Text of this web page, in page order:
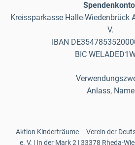
Kreissparkasse Halle-Wiedenbrück
V.
IBAN
BIC
Anlass, Name
Aktion Kinderträume – Verein der
e. V. | In der Mark 2 | 33378 Rheda-